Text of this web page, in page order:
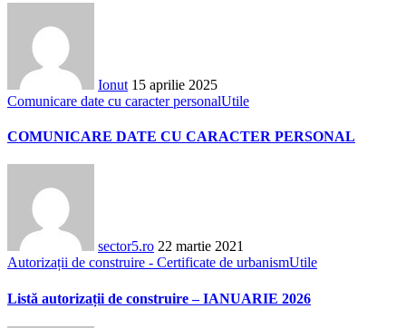
Ionut 15 aprilie 2025
Comunicare date cu caracter personalUtile
COMUNICARE DATE CU CARACTER PERSONAL
sector5.ro 22 martie 2021
Autorizații de construire - Certificate de urbanismUtile
Listă autorizații de construire – IANUARIE 2026